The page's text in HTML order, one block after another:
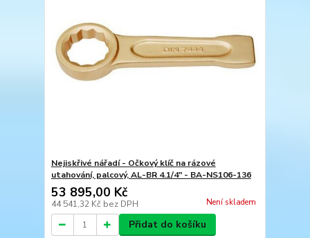
Nejiskřivé nářadí - Očkový klíč na rázové
utahování, palcový, AL-BR 4.1/4" - BA-NS106-136
53 895,00 Kč
44 541,32 Kč bez DPH Není skladem
Přidat do košíku